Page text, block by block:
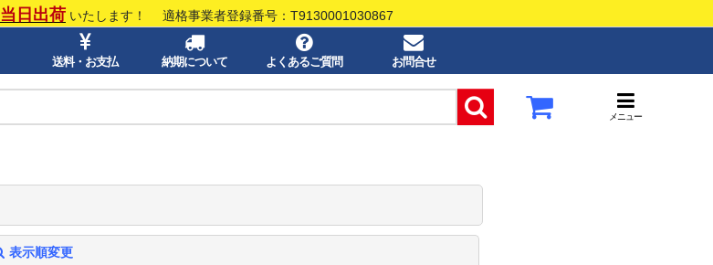
当日出荷いたします！ 適格事業者登録番号：T9130001030867
送料・お支払 納期について よくあるご質問 お問合せ
メニュー
表示順変更